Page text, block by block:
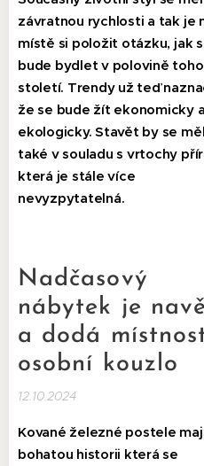
závratnou rychlosti a tak je
místě si položit otázku, jak
bude bydlet v polovině
století. Trendy už teď
že se bude žít ekonomicky a
ekologicky. Stavět by se
také v souladu s vrtochy
která je stále více
nevyzpytatelná.
Nadčasový
nábytek je
a dodá
osobní kouzlo
12.10.2024
Kované železné postele
bohatou historii která se